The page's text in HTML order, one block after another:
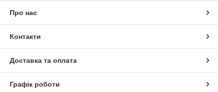
Про нас
Контакти
Доставка та оплата
Графік роботи